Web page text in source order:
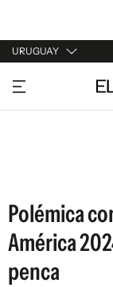
URUGUAY
URUGUAY
ARGENTINA
Polémica
América
penca